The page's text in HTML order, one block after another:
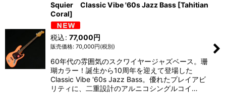
絞り込む
Squier Classic Vibe '60s Jazz Bass [Tahitian
Coral]
70,000円(税別)
税込: 77,000円
60年代の雰囲気のスクワイヤージャズベース。珊
瑚カラー！誕生から10周年を迎えて登場した
Classic Vibe '60s Jazz Bass。優れたプレイアビ
リティに、二重設計のアルニコシングルコイ…